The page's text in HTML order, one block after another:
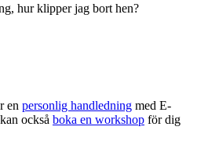
hur klipper jag bort hen?
en personlig handledning med E-
också boka en workshop för dig